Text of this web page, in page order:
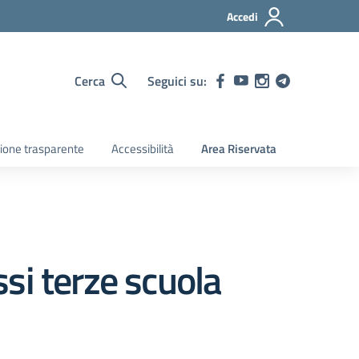
Accedi
Cerca Seguici su:
trasparente Accessibilità Area Riservata
terze scuola